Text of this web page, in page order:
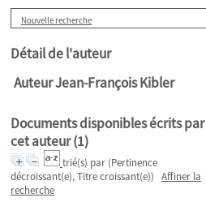
Nouvelle recherche
Détail de l'auteur
Auteur Jean-François Kibler
Documents disponibles écrits par
cet auteur (1)
trié(s) par (Pertinence
décroissant(e), Titre croissant(e)) Affiner la
recherche